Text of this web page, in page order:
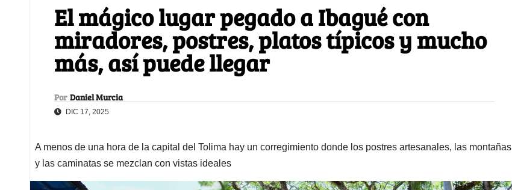
El mágico lugar pegado a Ibagué con
miradores, postres, platos típicos y mucho
más, así puede llegar
Por Daniel Murcia
DIC 17, 2025
A menos de una hora de la capital del Tolima hay un corregimiento donde los postres artesanales, las montañas
y las caminatas se mezclan con vistas ideales